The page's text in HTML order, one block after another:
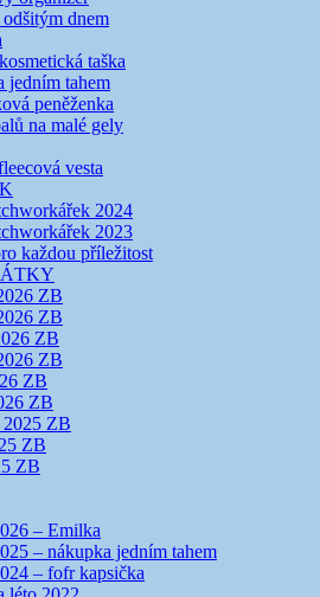
dnem
taška
jedním tahem
peněženka
na malé gely
vesta
2024
2023
každou příležitost
ZB
ZB
ZB
ZB
ZB
ZB
2025 ZB
ZB
ZB
– Emilka
– nákupka jedním tahem
– fofr kapsička